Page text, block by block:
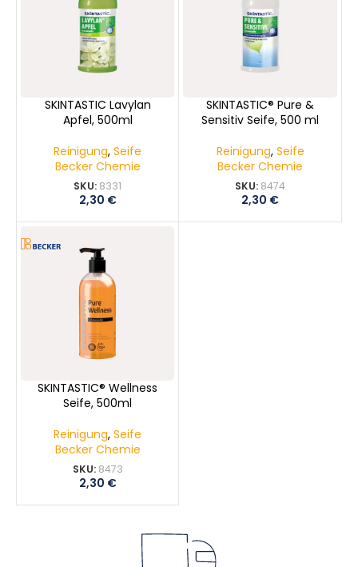
SKINTASTIC Lavylan
Apfel, 500ml
Reinigung, Seife
Becker Chemie
SKU: 8331
2,30 €
SKINTASTIC® Pure &
Sensitiv Seife, 500 ml
Reinigung, Seife
Becker Chemie
SKU: 8474
2,30 €
SKINTASTIC® Wellness
Seife, 500ml
Reinigung, Seife
Becker Chemie
SKU: 8473
2,30 €